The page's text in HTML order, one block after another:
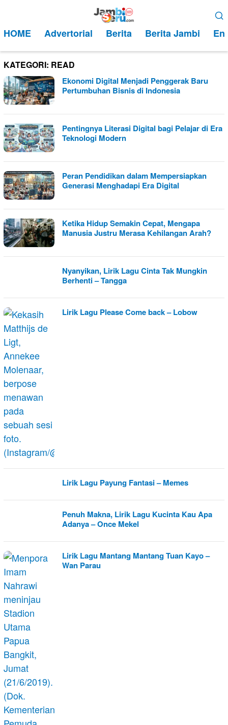
kontenMobile
HOME Advertorial Berita Berita Jambi
KATEGORI: READ
Ekonomi Digital Menjadi Penggerak Baru
Pertumbuhan Bisnis di Indonesia
Pentingnya Literasi Digital bagi Pelajar di Era
Teknologi Modern
Peran Pendidikan dalam Mempersiapkan
Generasi Menghadapi Era Digital
Ketika Hidup Semakin Cepat, Mengapa
Manusia Justru Merasa Kehilangan Arah?
Nyanyikan, Lirik Lagu Cinta Tak Mungkin
Berhenti – Tangga
Lirik Lagu Please Come back – Lobow
Lirik Lagu Payung Fantasi – Memes
Penuh Makna, Lirik Lagu Kucinta Kau Apa
Adanya – Once Mekel
Lirik Lagu Mantang Mantang Tuan Kayo –
Wan Parau